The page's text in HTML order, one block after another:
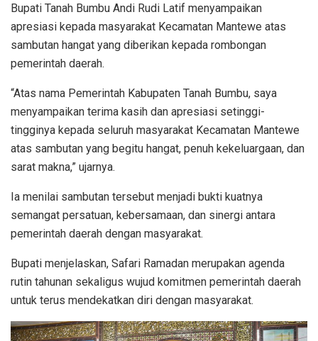
Bupati Tanah Bumbu Andi Rudi Latif menyampaikan
apresiasi kepada masyarakat Kecamatan Mantewe atas
sambutan hangat yang diberikan kepada rombongan
pemerintah daerah.
“Atas nama Pemerintah Kabupaten Tanah Bumbu, saya
menyampaikan terima kasih dan apresiasi setinggi-
tingginya kepada seluruh masyarakat Kecamatan Mantewe
atas sambutan yang begitu hangat, penuh kekeluargaan, dan
sarat makna,” ujarnya.
Ia menilai sambutan tersebut menjadi bukti kuatnya
semangat persatuan, kebersamaan, dan sinergi antara
pemerintah daerah dengan masyarakat.
Bupati menjelaskan, Safari Ramadan merupakan agenda
rutin tahunan sekaligus wujud komitmen pemerintah daerah
untuk terus mendekatkan diri dengan masyarakat.